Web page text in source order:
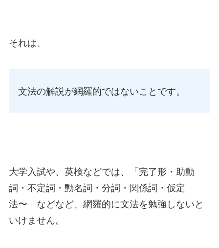
それは、
文法の解説が網羅的ではないことです。
大学入試や、英検などでは、「完了形・助動
詞・不定詞・動名詞・分詞・関係詞・仮定
法〜」などなど、網羅的に文法を勉強しないと
いけません。